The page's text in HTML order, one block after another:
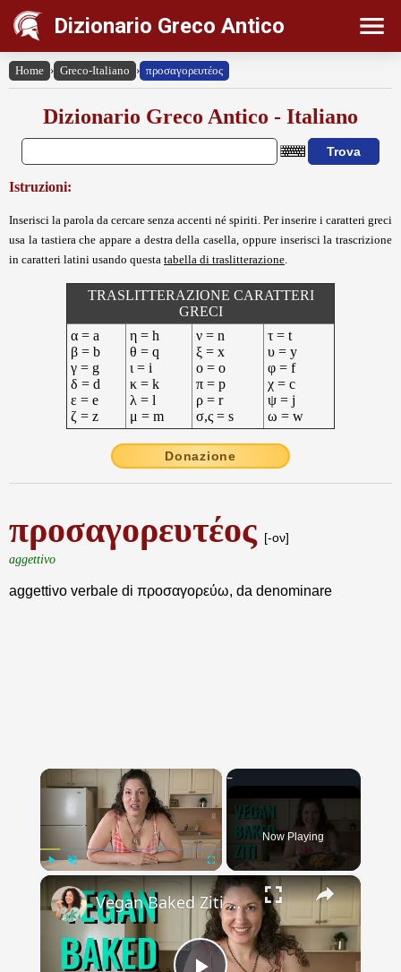
Dizionario Greco Antico
Home › Greco-Italiano › προσαγορευτέος
Dizionario Greco Antico - Italiano
Istruzioni:
Inserisci la parola da cercare senza accenti né spiriti. Per inserire i caratteri greci
usa la tastiera che appare a destra della casella, oppure inserisci la trascrizione
in caratteri latini usando questa tabella di traslitterazione
TRASLITTERAZIONE CARATTERI
GRECI
α = a
β = b
γ = g
δ = d
ε = e
ζ = z
η = h
θ = q
ι = i
κ = k
λ = l
μ = m
ν = n
ξ = x
ο = o
π = p
ρ = r
σ,ς = s
τ = t
υ = y
φ = f
χ = c
ψ = j
ω = w
Donazione
προσαγορευτέος [-ον]
aggettivo
aggettivo verbale di προσαγορεύω, da denominare
×
Fullscreen
Now Playing
×
Vegan Baked Ziti with Lentils, Tofu Ricotta, and Cashew Mozzarella